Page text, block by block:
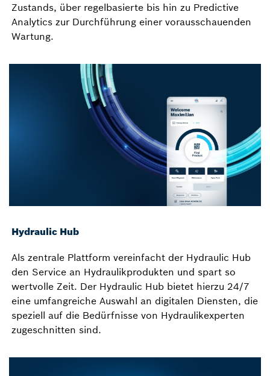
Zustands, über regelbasierte bis hin zu Predictive
Analytics zur Durchführung einer vorausschauenden
Wartung.
Hydraulic Hub
Als zentrale Plattform vereinfacht der Hydraulic Hub
den Service an Hydraulikprodukten und spart so
wertvolle Zeit. Der Hydraulic Hub bietet hierzu 24/7
eine umfangreiche Auswahl an digitalen Diensten, die
speziell auf die Bedürfnisse von Hydraulikexperten
zugeschnitten sind.